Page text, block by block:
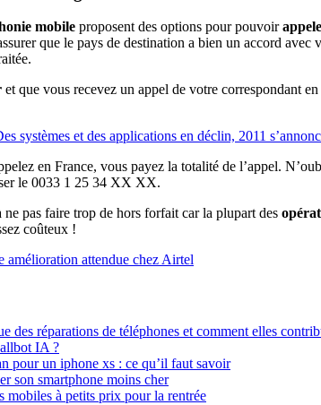
mobile proposent des options pour pouvoir
que le pays de destination a bien un accord
et que vous recevez un appel de votre correspondant
systèmes et des applications en déclin, 2011
en France, vous payez la totalité de l’appel.
le 0033 1 25 34 XX XX.
pas faire trop de hors forfait car la plupart des
coûteux !
amélioration attendue chez Airtel
des réparations de téléphones et comment elles
IA ?
pour un iphone xs : ce qu’il faut savoir
son smartphone moins cher
mobiles à petits prix pour la rentrée